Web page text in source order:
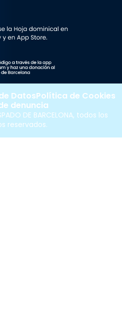
DE BARCELONA, todos los
reservados.
DatosPolítica de Cookies
denuncia